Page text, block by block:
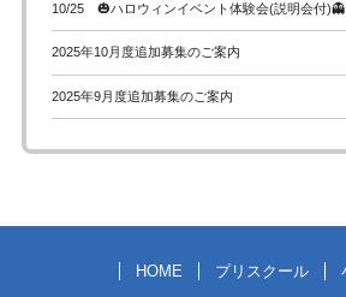
10/25 🎃ハロウィンイベント体験会(説明会付)👻
2025年10月度追加募集のご案内
2025年9月度追加募集のご案内
HOME プリスクール